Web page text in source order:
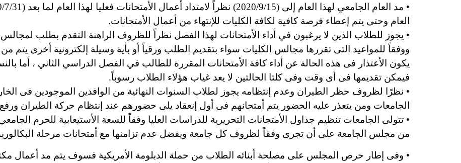
العام وحتى يتم إعطاء فرصة كافية لكافة الكليات للإنتهاء من أعمال الأمتحانات.
• يجوز للطلاب الذين لا يرغبون في أداء الأمتحانات لهذا الفصل نظراً للظروف الراهنة التقدم بطلب لمجالس
ووفقاً للمواعيد التى تقررها مجالس الكليات سواء بتقديم الطلب ورقياً أو بأية وسيلة إلكترونية أخرى يتم
يكون الأعتذار فى هذه الحالة عن أداء كافة الأمتحانات المقررة للطالب في الفصل الدراسي الثاني ، أما
فيمكن تقديمها فى أى وقت وفى كلتا الحالتين لا يعد غياب هؤلاء الطلاب رسوباً.
• نظرًا لظروف حظر الطيران وعدم إنتظامه يجوز لطلاب السنوات النهائية من الوافدين الموجودين فى
الجامعات ومن يتعذر عليه الحضور يتم أمتحانهم فى أول إنعقاد يلى حضورهم عند إنتظام حركة الطيران
• تتولى الجامعات تنظيم جداول الأمتحانات التحريرية للدراسات العليا وفقاً للسعة الأستيعابية للحرم
من مجلس الجامعة على أن تجرى وفقاً لظروف كل جامعة ويفضل عدم تزامنها مع أمتحانات مرحلة
• وفى إطار حرص المجلس على مصلحة أبنائه الطلاب من حملة الدبلومة الأمريكية فسوف يتم مد أعمال